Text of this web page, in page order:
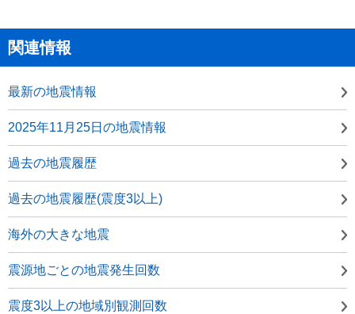
関連情報
最新の地震情報
2025年11月25日の地震情報
過去の地震履歴
過去の地震履歴(震度3以上)
海外の大きな地震
震源地ごとの地震発生回数
震度3以上の地域別観測回数